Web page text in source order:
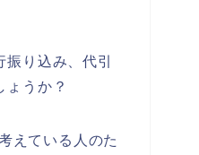
り込み、代引
ょうか？
えている人のた